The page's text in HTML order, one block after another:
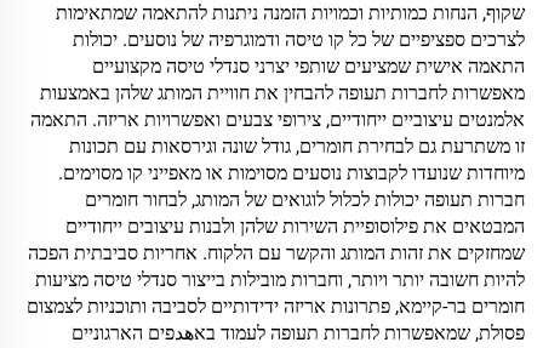
שקוף, הנחות כמותיות וכמויות הזמנה ניתנות להתאמה שמתאימות
לצרכים ספציפיים של כל קו טיסה ודמוגרפיה של נוסעים. יכולות
התאמה אישית שמציעים שותפי יצרני סנדלי טיסה מקצועיים
מאפשרות לחברות תעופה להבחין את חוויית המותג שלהן באמצעות
אלמנטים עיצוביים ייחודיים, צירופי צבעים ואפשרויות אריזה. התאמה
זו משתרעת גם לבחירת חומרים, גודל שונה וגירסאות עם תכונות
מיוחדות שנועדו לקבוצות נוסעים מסוימות או מאפייני קו מסוימים.
חברות תעופה יכולות לכלול לוגואים של המותג, לבחור חומרים
המבטאים את פילוסופיית השירות שלהן ולבנות עיצובים ייחודיים
שמחזקים את זהות המותג והקשר עם הלקוח. אחריות סביבתית הפכה
להיות חשובה יותר ויותר, וחברות מובילות בייצור סנדלי טיסה מציעות
חומרים בר-קיימא, פתרונות אריזה ידידותיים לסביבה ותוכניות לצמצום
פסולת, שמאפשרות לחברות תעופה לעמוד באهدפים הארגוניים